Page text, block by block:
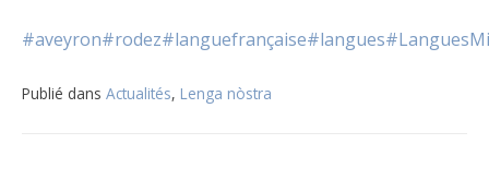
#aveyron#rodez#languefrançaise#langues
Publié dans Actualités, Lenga nòstra